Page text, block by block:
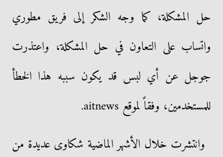
حل المشكلة، كما وجه الشكر إلى فريق مطوري
واتساب على التعاون في حل المشكلة، واعتذرت
جوجل عن أي لبس قد يكون سببه هذا الخطأ
للمستخدمين، وفقاً لموقع aitnews.
وانتشرت خلال الأشهر الماضية شكاوى عديدة من